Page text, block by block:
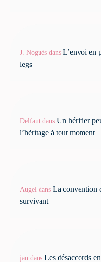
J. Noguès dans L’envoi en
legs
Delfaut dans Un héritier
l’héritage à tout moment
Augel dans La convention
survivant
jan dans Les désaccords